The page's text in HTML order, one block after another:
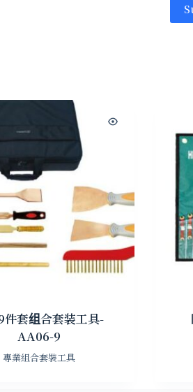
件套组合套装工具-
AA06-9
專業組合套裝工具